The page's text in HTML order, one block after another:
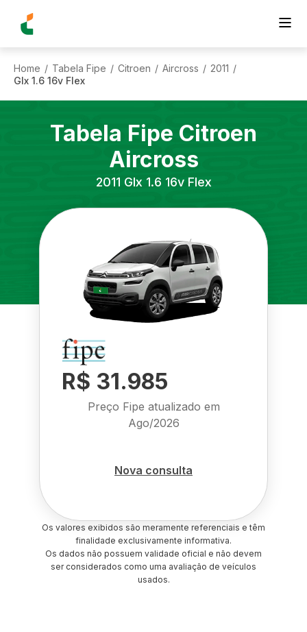
Home / Tabela Fipe / Citroen / Aircross / 2011 /
Glx 1.6 16v Flex
Tabela Fipe Citroen
Aircross
2011 Glx 1.6 16v Flex
R$ 31.985
Preço Fipe atualizado em
Ago/2026
Nova consulta
Os valores exibidos são meramente referenciais e têm
finalidade exclusivamente informativa.
Os dados não possuem validade oficial e não devem
ser considerados como uma avaliação de veículos
usados.